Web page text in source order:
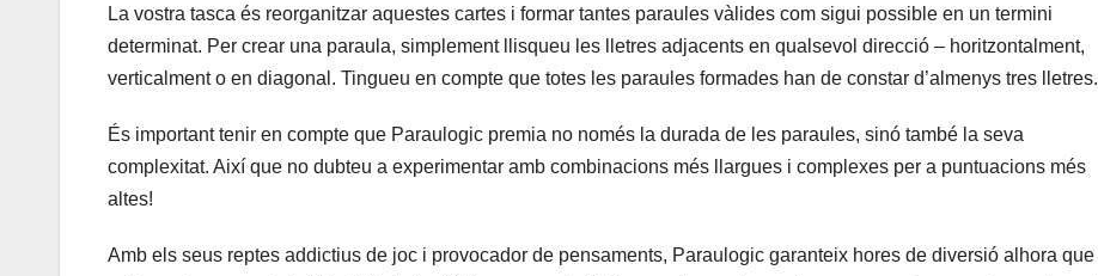
La vostra tasca és reorganitzar aquestes cartes i formar tantes paraules vàlides com sigui possible en un termini
determinat. Per crear una paraula, simplement llisqueu les lletres adjacents en qualsevol direcció – horitzontalment,
verticalment o en diagonal. Tingueu en compte que totes les paraules formades han de constar d’almenys tres lletres.
És important tenir en compte que Paraulogic premia no només la durada de les paraules, sinó també la seva
complexitat. Així que no dubteu a experimentar amb combinacions més llargues i complexes per a puntuacions més
altes!
Amb els seus reptes addictius de joc i provocador de pensaments, Paraulogic garanteix hores de diversió alhora que